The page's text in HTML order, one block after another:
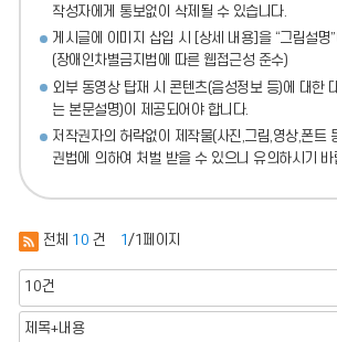
작성자에게 통보없이 삭제될 수 있습니다.
게시글에 이미지 삽입 시 [상세 내용]을 “그림설명
(장애인차별금지법에 따른 웹접근성 준수)
외부 동영상 탑재 시 콘텐츠(음성정보 등)에 대한
는 본문설명)이 제공되어야 합니다.
저작권자의 허락없이 제작물(사진,그림,영상,폰트
권법에 의하여 처벌 받을 수 있으니 유의하시기 바
전체 10 건 1 /1페이지